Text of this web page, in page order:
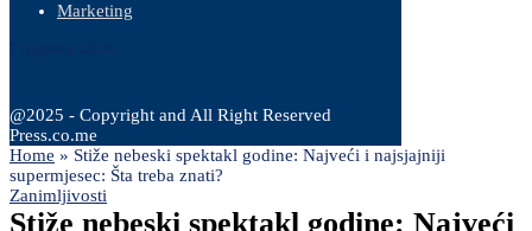
Marketing
@2025 - Copyright and All Right Reserved
Press.co.me
Home » Stiže nebeski spektakl godine: Najveći i najsjajniji
supermjesec: Šta treba znati?
Zanimljivosti
Stiže nebeski spektakl godine: Najveći